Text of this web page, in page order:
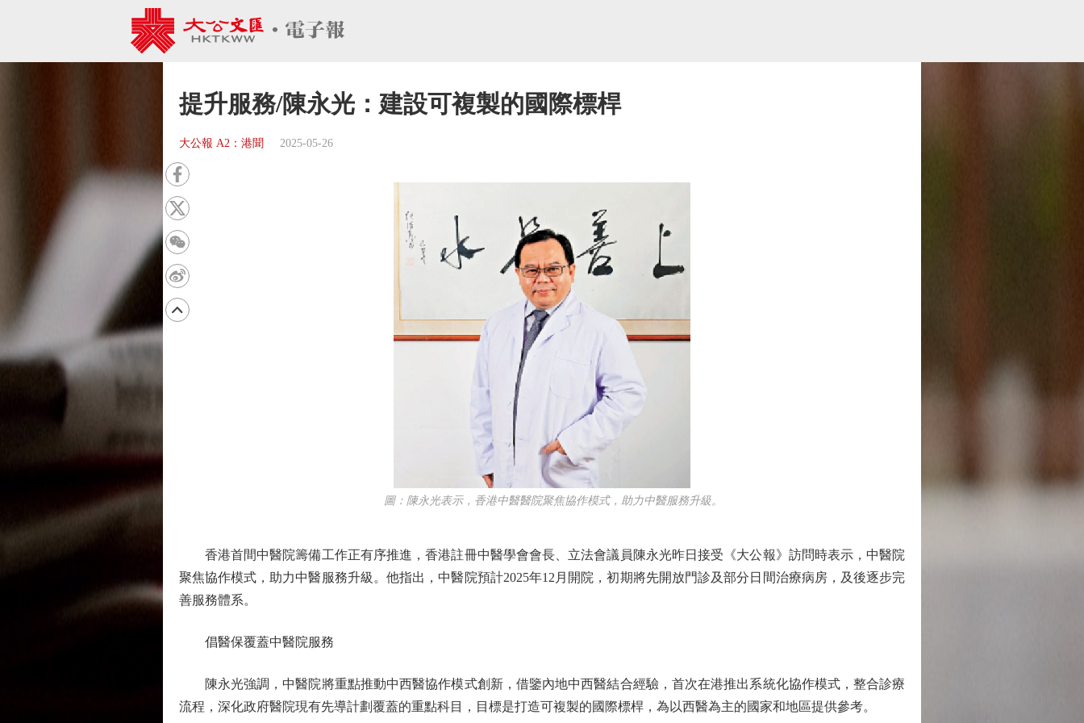
提升服務/陳永光：建設可複製的國際標桿
大公報 A2：港聞 2025-05-26
圖：陳永光表示，香港中醫醫院聚焦協作模式，助力中醫服務升級。
香港首間中醫院籌備工作正有序推進，香港註冊中醫學會會長、立法會議員陳永光昨日接受《大公報》訪問時表示，中醫院
聚焦協作模式，助力中醫服務升級。他指出，中醫院預計2025年12月開院，初期將先開放門診及部分日間治療病房，及後逐步完
善服務體系。
倡醫保覆蓋中醫院服務
陳永光強調，中醫院將重點推動中西醫協作模式創新，借鑒內地中西醫結合經驗，首次在港推出系統化協作模式，整合診療
流程，深化政府醫院現有先導計劃覆蓋的重點科目，目標是打造可複製的國際標桿，為以西醫為主的國家和地區提供參考。